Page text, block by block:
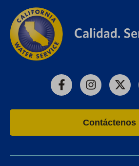
FacebookInstagram
X
Contáctenos